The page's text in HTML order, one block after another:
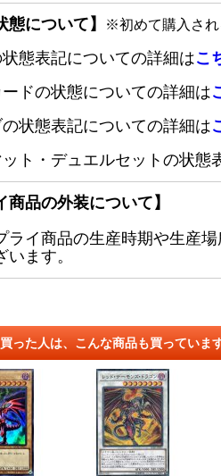
態について】 ※初めて購入され
態表記についての詳細はこ
ドの状態についての詳細は
状態表記についての詳細は
ト・デュエルセットの状態
商品の外装について】
ライ商品の生産時期や生産
ます。
った人は、こんな商品も買っていま